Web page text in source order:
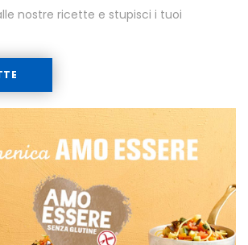
nostre ricette e stupisci i tuoi